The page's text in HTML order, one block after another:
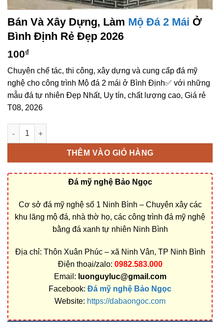
Bán Và Xây Dựng, Làm Mộ Đá 2 Mái Ở
Bình Định Rẻ Đẹp 2026
100₫
Chuyên chế tác, thi công, xây dựng và cung cấp đá mỹ
nghệ cho công trình Mộ đá 2 mái ở Bình Định✅ với những
mẫu đá tự nhiên Đẹp Nhất, Uy tín, chất lượng cao, Giá rẻ
T08, 2026
Bán và xây dựng, làm Mộ đá 2 mái ở Bình Định rẻ đẹp số lượng
THÊM VÀO GIỎ HÀNG
Đá mỹ nghệ Bảo Ngọc
Cơ sở đá mỹ nghệ số 1 Ninh Bình – Chuyên xây các
khu lăng mộ đá, nhà thờ họ, các công trình đá mỹ nghệ
bằng đá xanh tự nhiên Ninh Bình
Địa chỉ: Thôn Xuân Phúc – xã Ninh Vân, TP Ninh Bình
Điện thoại/zalo: 0982.583.000
Email: luonguyluc@gmail.com
Facebook: Đá mỹ nghệ Bảo Ngọc
Website: https://dabaongoc.com